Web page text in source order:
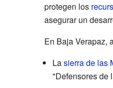
protegen los
asegurar un
En Baja Verapaz,
Lasierra de las
"Defensores de